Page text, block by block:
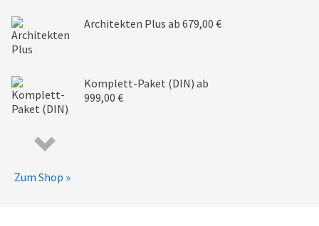
Architekten Plus ab 679,00 €
Komplett-Paket (DIN) ab
999,00 €
Zum Shop »